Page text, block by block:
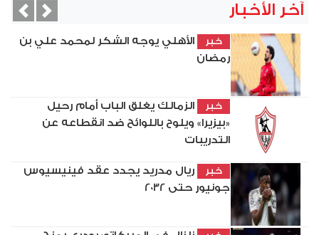
آخر الأخبار
خبر
الأهلي يوجه الشكر لمحمد علي بن
رمضان
خبر
الزمالك يغلق الباب أمام رحيل
«بيزيرا» ويلوح باللوائح ضد انقطاعه عن
التدريبات
خبر
ريال مدريد يجدد عقد فينيسيوس
جونيور حتى 2032
Next